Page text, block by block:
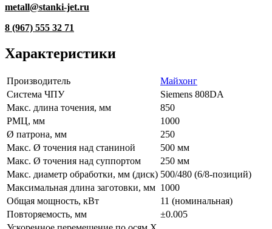
metall@stanki-jet.ru
8 (967) 555 32 71
Характеристики
Производитель
Майхонг
Система ЧПУ
Siemens 808DA
Макс. длина точения, мм
850
РМЦ, мм
1000
Ø патрона, мм
250
Макс. Ø точения над станиной
500 мм
Макс. Ø точения над суппортом
250 мм
Макс. диаметр обработки, мм (диск) 500/480 (6/8-позиций)
Максимальная длина заготовки, мм 1000
Общая мощность, кВт
11 (номинальная)
Повторяемость, мм
±0.005